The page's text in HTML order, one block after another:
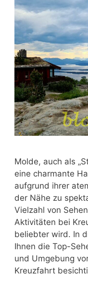
Molde, auch als
eine charmante
aufgrund ihrer
der Nähe zu
Vielzahl von
Aktivitäten bei
beliebter wird. In
Ihnen die Top-
und Umgebung
Kreuzfahrt